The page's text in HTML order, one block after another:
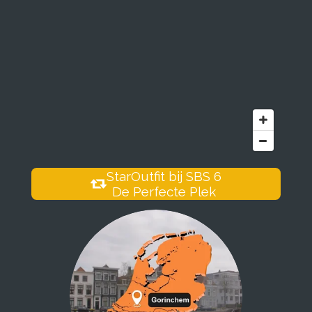
StarOutfit bij SBS 6
De Perfecte Plek